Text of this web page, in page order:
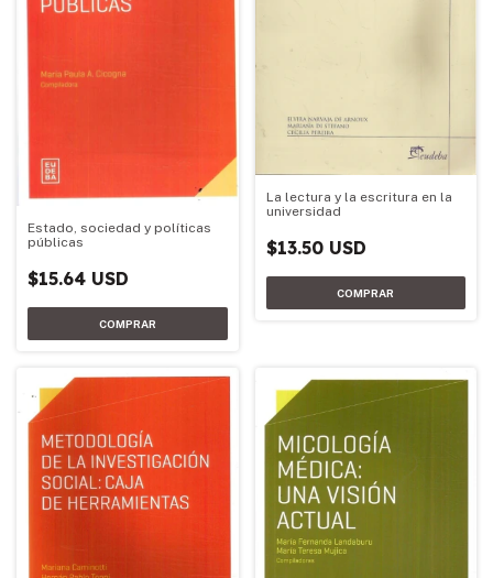
Estado, sociedad y políticas
públicas
$15.64 USD
La lectura y la escritura en la
universidad
$13.50 USD